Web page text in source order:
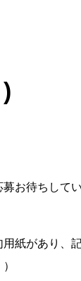
お待ちしてい
紙があり、